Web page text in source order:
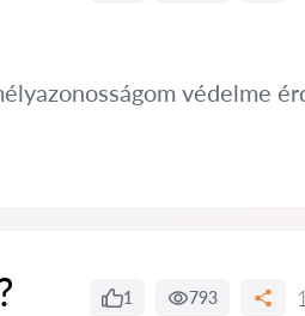
védelme
1 793